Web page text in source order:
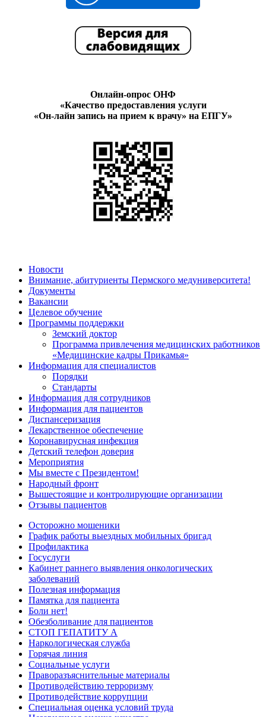
Онлайн-опрос ОНФ
«Качество предоставления услуги
«Он-лайн запись на прием к врачу» на ЕПГУ»
Новости
Внимание, абитуриенты Пермского медуниверситета!
Документы
Вакансии
Целевое обучение
Программы поддержки
Земский доктор
Программа привлечения медицинских работников
«Медицинские кадры Прикамья»
Информация для специалистов
Порядки
Стандарты
Информация для сотрудников
Информация для пациентов
Диспансеризация
Лекарственное обеспечение
Коронавирусная инфекция
Детский телефон доверия
Мероприятия
Мы вместе с Президентом!
Народный фронт
Вышестоящие и контролирующие организации
Отзывы пациентов
Осторожно мошеники
График работы выездных мобильных бригад
Профилактика
Госуслуги
Кабинет раннего выявления онкологических
заболеваний
Полезная информация
Памятка для пациента
Боли нет!
Обезболивание для пациентов
СТОП ГЕПАТИТУ А
Наркологическая служба
Горячая линия
Социальные услуги
Праворазъяснительные материалы
Противодействию терроризму
Противодействие коррупции
Специальная оценка условий труда